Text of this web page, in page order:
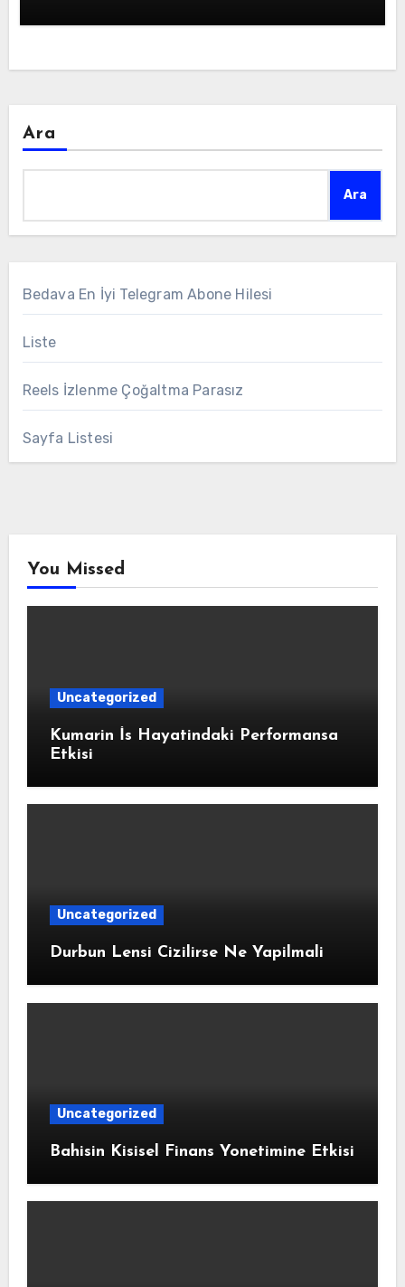
Ara
Ara
Bedava En İyi Telegram Abone Hilesi
Liste
Reels İzlenme Çoğaltma Parasız
Sayfa Listesi
You Missed
Uncategorized
Kumarin İs Hayatindaki Performansa
Etkisi
Uncategorized
Durbun Lensi Cizilirse Ne Yapilmali
Uncategorized
Bahisin Kisisel Finans Yonetimine Etkisi